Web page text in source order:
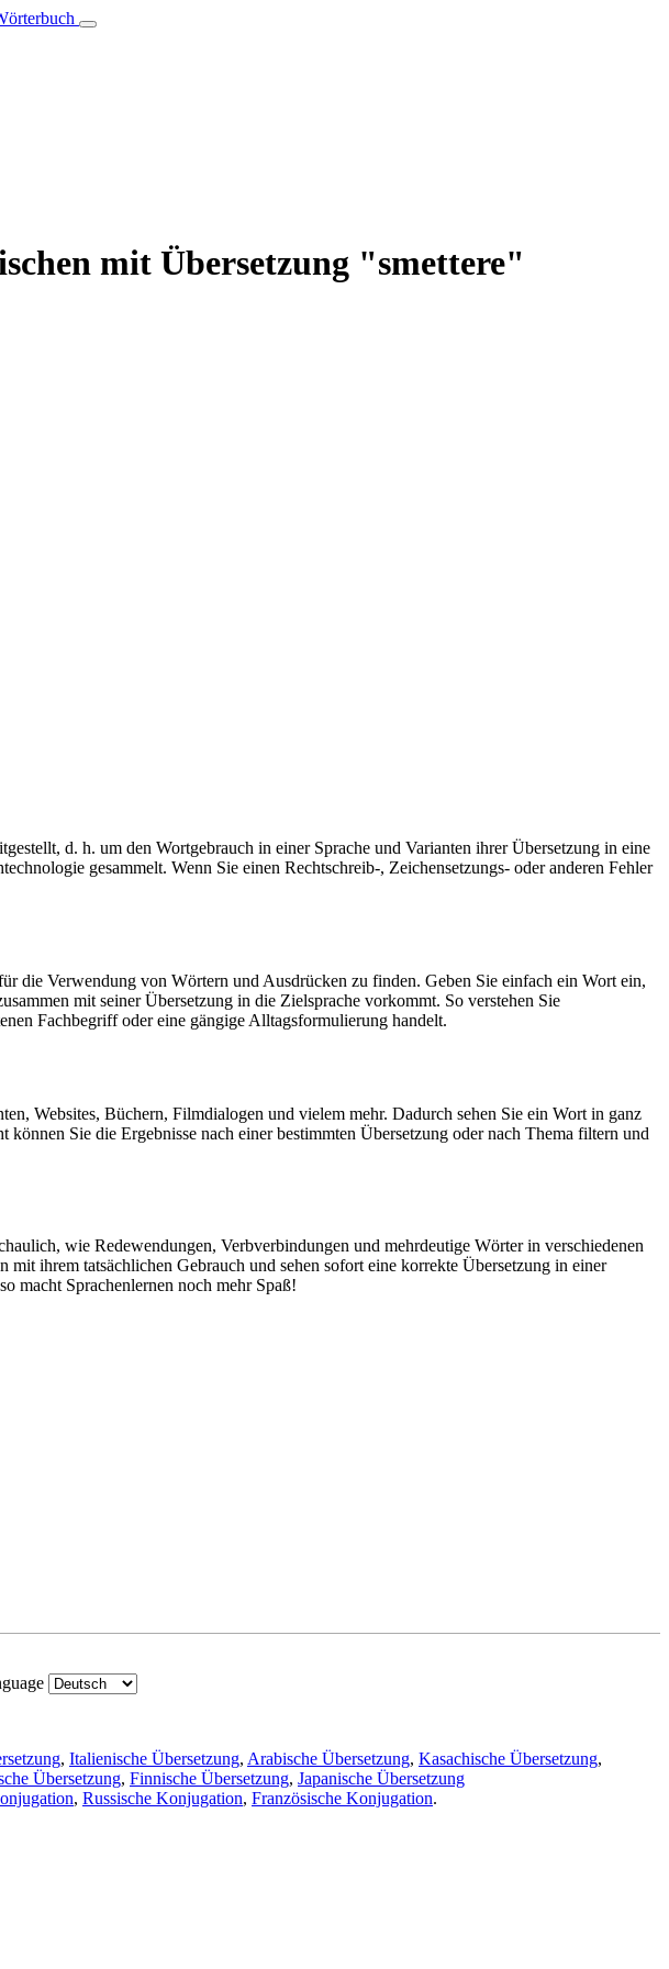
mit Übersetzung "smettere"
d. h. um den Wortgebrauch in einer Sprache und Varianten ihrer Übersetzung in eine
gesammelt. Wenn Sie einen Rechtschreib-, Zeichensetzungs- oder anderen Fehler
Verwendung von Wörtern und Ausdrücken zu finden. Geben Sie einfach ein Wort ein,
mit seiner Übersetzung in die Zielsprache vorkommt. So verstehen Sie
Fachbegriff oder eine gängige Alltagsformulierung handelt.
Websites, Büchern, Filmdialogen und vielem mehr. Dadurch sehen Sie ein Wort in ganz
Sie die Ergebnisse nach einer bestimmten Übersetzung oder nach Thema filtern und
wie Redewendungen, Verbverbindungen und mehrdeutige Wörter in verschiedenen
ihrem tatsächlichen Gebrauch und sehen sofort eine korrekte Übersetzung in einer
macht Sprachenlernen noch mehr Spaß!
, Italienische Übersetzung, Arabische Übersetzung, Kasachische Übersetzung,
Übersetzung, Finnische Übersetzung, Japanische Übersetzung
, Russische Konjugation, Französische Konjugation.